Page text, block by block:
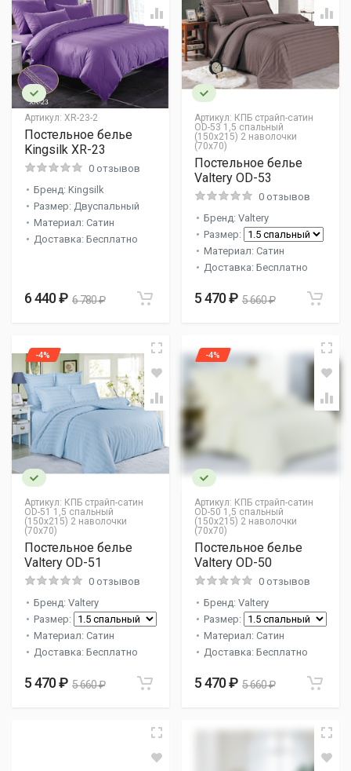
Артикул: XR-23-2
Постельное белье
Kingsilk XR-23
0 отзывов
Бренд: Kingsilk
Размер: Двуспальный
Материал: Сатин
Доставка: Бесплатно
6 440 ₽ 6 780 ₽
Артикул: КПБ страйп-сатин
OD-53 1,5 спальный
(150х215) 2 наволочки
(70х70)
Постельное белье
Valtery OD-53
0 отзывов
Бренд: Valtery
Размер:
Материал: Сатин
Доставка: Бесплатно
5 470 ₽ 5 660 ₽
Артикул: КПБ страйп-сатин
OD-51 1,5 спальный
(150х215) 2 наволочки
(70х70)
-4%
Постельное белье
Valtery OD-51
0 отзывов
Бренд: Valtery
Размер:
Материал: Сатин
Доставка: Бесплатно
5 470 ₽ 5 660 ₽
Артикул: КПБ страйп-сатин
OD-50 1,5 спальный
(150х215) 2 наволочки
(70х70)
-4%
Постельное белье
Valtery OD-50
0 отзывов
Бренд: Valtery
Размер:
Материал: Сатин
Доставка: Бесплатно
5 470 ₽ 5 660 ₽